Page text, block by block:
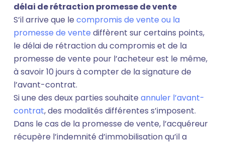
délai de rétraction promesse de vente
S’il arrive que le compromis de vente ou la
promesse de vente diffèrent sur certains points,
le délai de rétraction du compromis et de la
promesse de vente pour l’acheteur est le même,
à savoir 10 jours à compter de la signature de
l’avant-contrat.
Si une des deux parties souhaite annuler l’avant-
contrat, des modalités différentes s’imposent.
Dans le cas de la promesse de vente, l’acquéreur
récupère l’indemnité d’immobilisation qu’il a